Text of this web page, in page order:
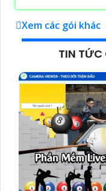
Xem các gói khác
TIN TỨC